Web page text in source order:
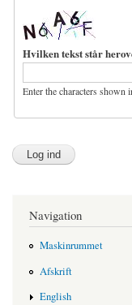
Hvilken tekst står
Enter the characters shown
Navigation
Maskinrummet
Afskrift
English